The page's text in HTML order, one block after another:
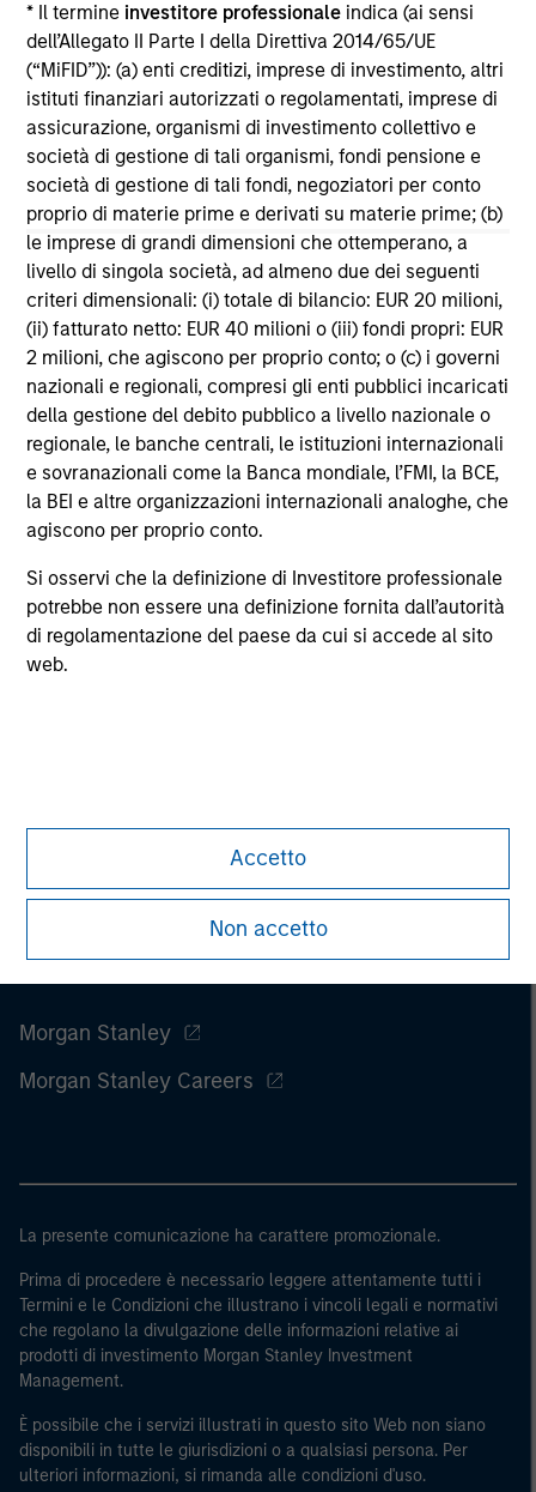
* Il termine investitore professionale indica (ai sensi
dell’Allegato II Parte I della Direttiva 2014/65/UE
(“MiFID”)): (a) enti creditizi, imprese di investimento, altri
istituti finanziari autorizzati o regolamentati, imprese di
assicurazione, organismi di investimento collettivo e
società di gestione di tali organismi, fondi pensione e
società di gestione di tali fondi, negoziatori per conto
proprio di materie prime e derivati su materie prime; (b)
le imprese di grandi dimensioni che ottemperano, a
livello di singola società, ad almeno due dei seguenti
criteri dimensionali: (i) totale di bilancio: EUR 20 milioni,
(ii) fatturato netto: EUR 40 milioni o (iii) fondi propri: EUR
2 milioni, che agiscono per proprio conto; o (c) i governi
nazionali e regionali, compresi gli enti pubblici incaricati
della gestione del debito pubblico a livello nazionale o
regionale, le banche centrali, le istituzioni internazionali
e sovranazionali come la Banca mondiale, l’FMI, la BCE,
la BEI e altre organizzazioni internazionali analoghe, che
agiscono per proprio conto.
Si osservi che la definizione di Investitore professionale
potrebbe non essere una definizione fornita dall’autorità
di regolamentazione del paese da cui si accede al sito
web.
Accetto
Non accetto
strategies amid steepening yield curves,
tightening spreads, and shifting NAIC
regulations. The conversation covers ALM
alignment, CLO tranche selection, and the
growing interplay between public and private
credit—all with a focus on execution and
portfolio resilience.
9-SET-2025
May not represent all Team Members.
The information on this page is for informational
purposes only. The information contained herein does
not constitute and should not be construed as an
offering of advisory services or an offer to sell or a
solicitation of an offer to buy any securities in any
jurisdiction in which such offer or solicitation,
purchase or sale would be unlawful under the
securities, insurance or other laws of such jurisdiction.
All investing involves risks, including a loss of principal.
Please refer to the strategy detail page for important
information on the strategy, including additional risk
Morgan Stanley
Morgan Stanley Careers
La presente comunicazione ha carattere promozionale.
Prima di procedere è necessario leggere attentamente tutti i
Termini e le Condizioni che illustrano i vincoli legali e normativi
che regolano la divulgazione delle informazioni relative ai
prodotti di investimento Morgan Stanley Investment
Management.
È possibile che i servizi illustrati in questo sito Web non siano
disponibili in tutte le giurisdizioni o a qualsiasi persona. Per
ulteriori informazioni, si rimanda alle condizioni d'uso.